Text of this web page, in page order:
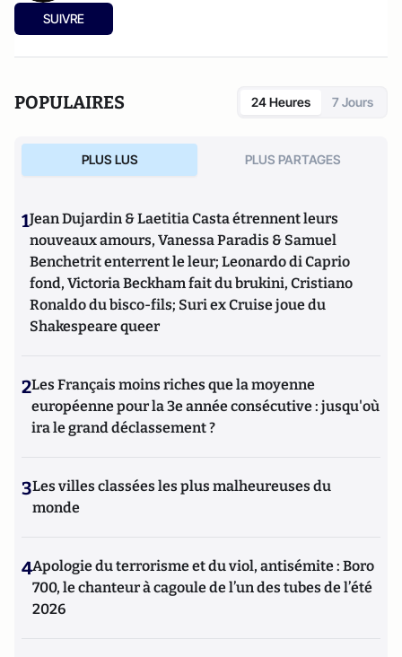
SUIVRE
POPULAIRES 24 Heures 7 Jours
PLUS LUS PLUS PARTAGES
1Jean Dujardin & Laetitia Casta étrennent leurs
nouveaux amours, Vanessa Paradis & Samuel
Benchetrit enterrent le leur; Leonardo di Caprio
fond, Victoria Beckham fait du brukini, Cristiano
Ronaldo du bisco-fils; Suri ex Cruise joue du
Shakespeare queer
2Les Français moins riches que la moyenne
européenne pour la 3e année consécutive : jusqu'où
ira le grand déclassement ?
3Les villes classées les plus malheureuses du
monde
4Apologie du terrorisme et du viol, antisémite : Boro
700, le chanteur à cagoule de l’un des tubes de l’été
2026